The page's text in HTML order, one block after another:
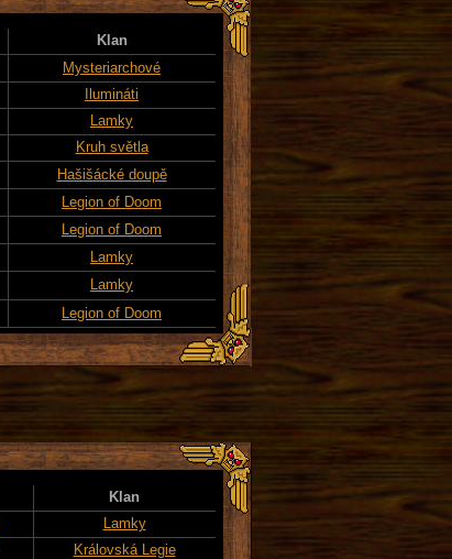
Klan
Mysteriarchové
Ilumináti
Lamky
Kruh světla
Hašišácké doupě
Legion of Doom
Legion of Doom
Lamky
Lamky
Legion of Doom
Klan
Lamky
Královská Legie